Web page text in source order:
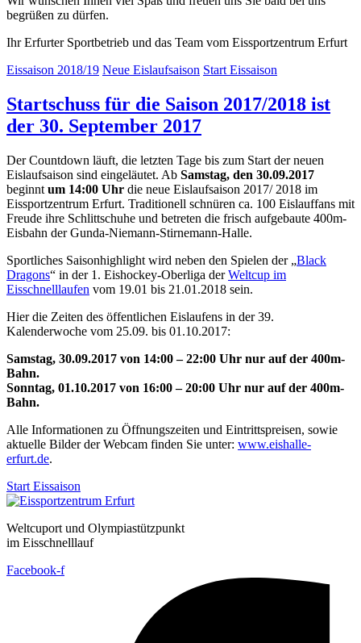
begrüßen zu dürfen.
Ihr Erfurter Sportbetrieb und das Team vom Eissportzentrum Erfurt
Eissaison 2018/19 Neue Eislaufsaison Start Eissaison
Startschuss für die Saison 2017/2018 ist
der 30. September 2017
Der Countdown läuft, die letzten Tage bis zum Start der neuen
Eislaufsaison sind eingeläutet. Ab Samstag, den 30.09.2017
beginnt um 14:00 Uhr die neue Eislaufsaison 2017/ 2018 im
Eissportzentrum Erfurt. Traditionell schnüren ca. 100 Eislauffans mit
Freude ihre Schlittschuhe und betreten die frisch aufgebaute 400m-
Eisbahn der Gunda-Niemann-Stirnemann-Halle.
Sportliches Saisonhighlight wird neben den Spielen der „Black
Dragons“ in der 1. Eishockey-Oberliga derWeltcup im
Eisschnelllaufen vom 19.01 bis 21.01.2018 sein.
Hier die Zeiten des öffentlichen Eislaufens in der 39.
Kalenderwoche vom 25.09. bis 01.10.2017:
Samstag, 30.09.2017 von 14:00 – 22:00 Uhr nur auf der 400m-
Bahn.
Sonntag, 01.10.2017 von 16:00 – 20:00 Uhr nur auf der 400m-
Bahn.
Alle Informationen zu Öffnungszeiten und Eintrittspreisen, sowie
aktuelle Bilder der Webcam finden Sie unter: www.eishalle-
erfurt.de.
Start Eissaison
Weltcuport und Olympiastützpunkt
im Eisschnelllauf
Facebook-f